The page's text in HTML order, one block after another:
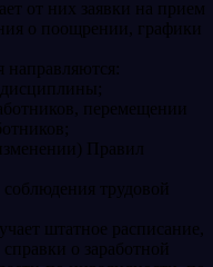
от них заявки на прием
о поощрении, графики
перемещении
Правил
трудовой
штатное расписание,
о заработной